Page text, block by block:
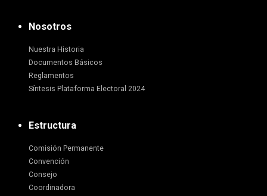
Nosotros
Nuestra Historia
Documentos Básicos
Reglamentos
Síntesis Plataforma Electoral 2024
Estructura
Comisión Permanente
Convención
Consejo
Coordinadora